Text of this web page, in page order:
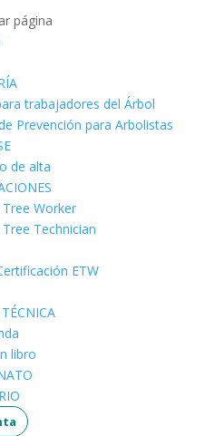
página
trabajadores del Árbol
Prevención para Arbolistas
de alta
Worker
Technician
ETW
libro